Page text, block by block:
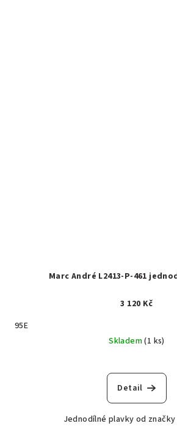
Marc André L2413-P-461
3 120 Kč
95E
Skladem(1 ks)
Detail
Jednodílné plavky od značky